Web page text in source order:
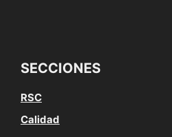
SECCIONES
RSC
Calidad